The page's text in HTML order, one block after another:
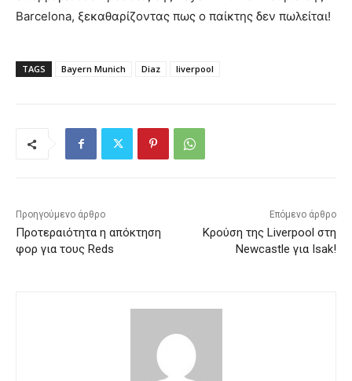
Barcelona, ξεκαθαρίζοντας πως ο παίκτης δεν πωλείται!
TAGS Bayern Munich Diaz liverpool
Προηγούμενο άρθρο
Προτεραιότητα η απόκτηση
φορ για τους Reds
Επόμενο άρθρο
Κρούση της Liverpool στη
Newcastle για Isak!